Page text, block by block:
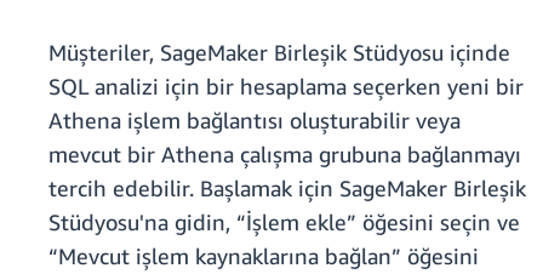
Müşteriler, SageMaker Birleşik Stüdyosu içinde
SQL analizi için bir hesaplama seçerken yeni bir
Athena işlem bağlantısı oluşturabilir veya
mevcut bir Athena çalışma grubuna bağlanmayı
tercih edebilir. Başlamak için SageMaker Birleşik
Stüdyosu'na gidin, “İşlem ekle” öğesini seçin ve
“Mevcut işlem kaynaklarına bağlan” öğesini